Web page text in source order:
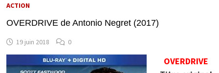
ACTION
OVERDRIVE de Antonio Negret (2017)
19 juin 2018 0
OVERDRIVE